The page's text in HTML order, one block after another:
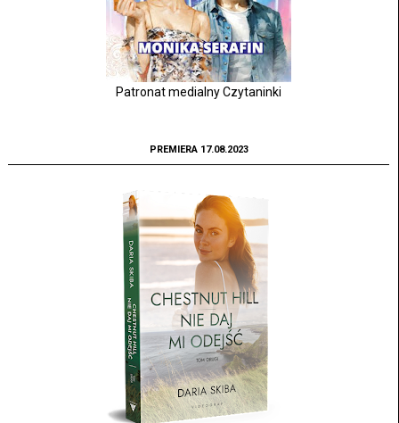
Patronat medialny Czytaninki
PREMIERA 17.08.2023